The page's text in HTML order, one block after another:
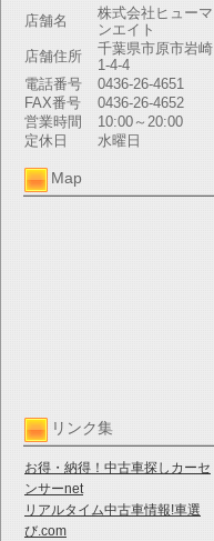
店舗名
株式会社ヒューマ
ンエイト
店舗住所
千葉県市原市岩崎
1-4-4
電話番号
0436-26-4651
FAX番号
0436-26-4652
営業時間
10:00～20:00
定休日
水曜日
Map
リンク集
お得・納得！中古車探しカーセ
ンサーnet
リアルタイム中古車情報!車選
び.com